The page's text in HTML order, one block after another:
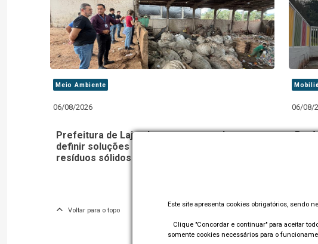
Meio Ambiente
06/08/2026
Prefeitura de Lajeado contrata estudo para
definir soluções para destinação final dos
resíduos sólidos
06/08/
Voltar para o topo
Este site apresenta cookies obrigatórios, sendo
Clique "Concordar e continuar" para aceitar
somente cookies necessários para o